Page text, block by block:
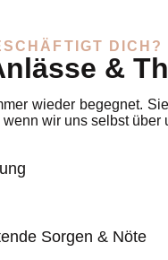
DICH?
&
wieder begegnet.
wir uns selbst
Sorgen & Nöte